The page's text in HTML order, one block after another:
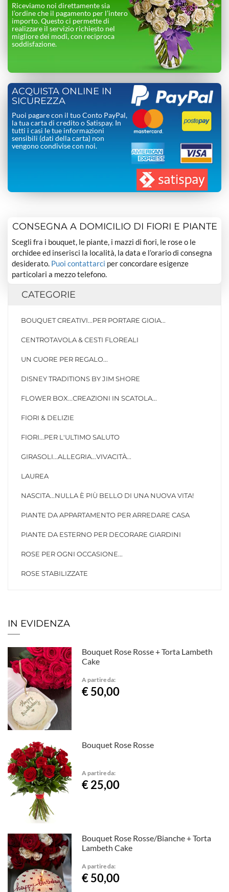
Riceviamo noi direttamente sia
l’ordine che il pagamento per l’intero
importo. Questo ci permette di
realizzare il servizio richiesto nel
migliore dei modi, con reciproca
soddisfazione.
ACQUISTA ONLINE IN
SICUREZZA
Puoi pagare con il tuo Conto PayPal,
la tua carta di credito o Satispay. In
tutti i casi le tue informazioni
sensibili (dati della carta) non
vengono condivise con noi.
CONSEGNA A DOMICILIO DI FIORI E PIANTE
Scegli fra i bouquet, le piante, i mazzi di fiori, le rose o le
orchidee ed inserisci la località, la data e l’orario di consegna
desiderato. Puoi contattarci per concordare esigenze
particolari a mezzo telefono.
CATEGORIE
BOUQUET CREATIVI...PER PORTARE GIOIA...
CENTROTAVOLA & CESTI FLOREALI
UN CUORE PER REGALO...
DISNEY TRADITIONS BY JIM SHORE
FLOWER BOX...CREAZIONI IN SCATOLA...
FIORI & DELIZIE
FIORI...PER L'ULTIMO SALUTO
GIRASOLI...ALLEGRIA...VIVACITÀ...
LAUREA
NASCITA...NULLA È PIÙ BELLO DI UNA NUOVA VITA!
PIANTE DA APPARTAMENTO PER ARREDARE CASA
PIANTE DA ESTERNO PER DECORARE GIARDINI
ROSE PER OGNI OCCASIONE...
ROSE STABILIZZATE
IN EVIDENZA
Bouquet Rose Rosse + Torta Lambeth
Cake
A partire da:
€ 50,00
Bouquet Rose Rosse
A partire da:
€ 25,00
Bouquet Rose Rosse/Bianche + Torta
Lambeth Cake
A partire da:
€ 50,00